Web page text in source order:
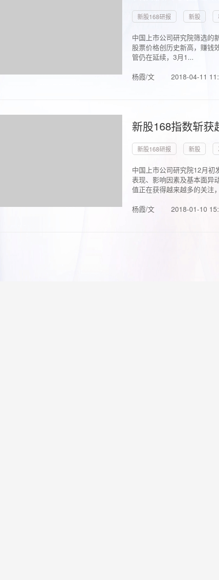
新股168研报 新股
中国上市公司研究院筛选的
股票价格创历史新高，赚钱
管仍在延续，3月1...
杨霞/文
2018-04-11
新股168指数斩
新股168研报 新股
中国上市公司研究院12月初
表现、影响因素及基本面异
值正在获得越来越多的关注
杨霞/文
2018-01-10